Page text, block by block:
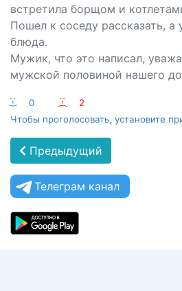
встретила борщом и
Пошел к соседу рассказать, а
блюда.
Мужик, что это написал,
мужской половиной нашего
:-) 0 :-(
2
Чтобы проголосовать, установите
Предыдущий
Телеграм канал